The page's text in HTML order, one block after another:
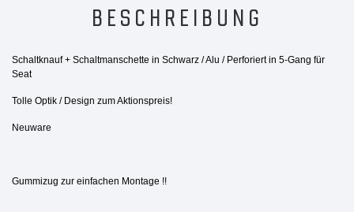
BESCHREIBUNG
Schaltknauf + Schaltmanschette in Schwarz / Alu / Perforiert in 5-Gang für
Seat
Tolle Optik / Design zum Aktionspreis!
Neuware
Gummizug zur einfachen Montage !!